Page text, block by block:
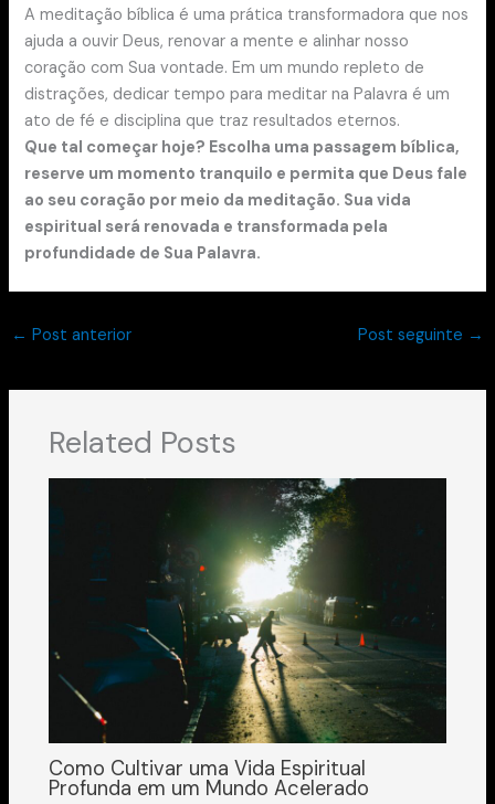
A meditação bíblica é uma prática transformadora que nos
ajuda a ouvir Deus, renovar a mente e alinhar nosso
coração com Sua vontade. Em um mundo repleto de
distrações, dedicar tempo para meditar na Palavra é um
ato de fé e disciplina que traz resultados eternos.
Que tal começar hoje? Escolha uma passagem bíblica,
reserve um momento tranquilo e permita que Deus fale
ao seu coração por meio da meditação. Sua vida
espiritual será renovada e transformada pela
profundidade de Sua Palavra.
← Post anterior Post seguinte →
Related Posts
Como Cultivar uma Vida Espiritual
Profunda em um Mundo Acelerado